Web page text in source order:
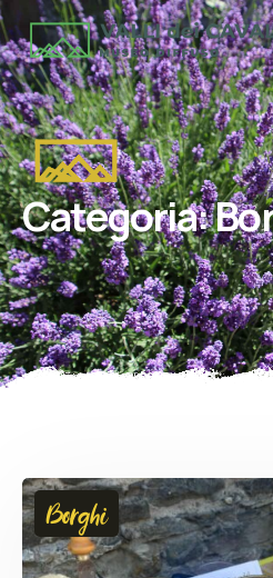
Categoria:
Borghi